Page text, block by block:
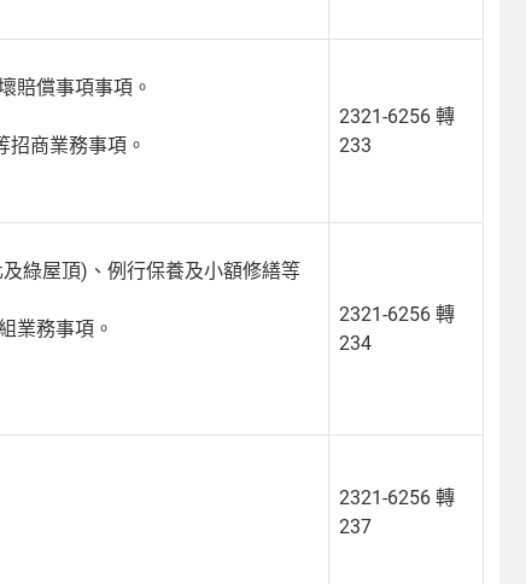
賠償事項事項。
商業務事項。
2321-6256 轉
233
綠屋頂)、例行保養及小額修繕等
業務事項。
2321-6256 轉
234
2321-6256 轉
237